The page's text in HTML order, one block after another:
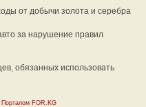
от добычи золота и серебра
за нарушение правил
обязанных использовать
Порталом FOR.KG